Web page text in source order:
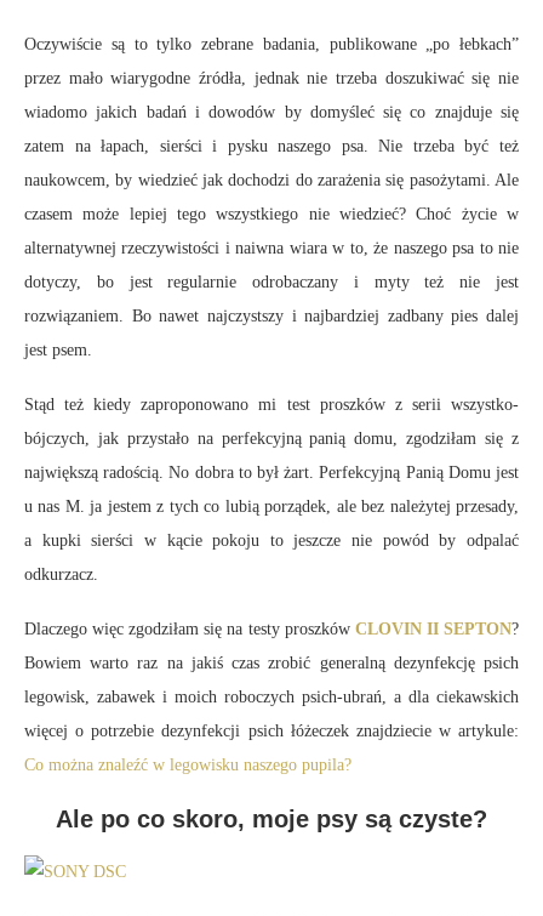
Oczywiście są to tylko zebrane badania, publikowane „po łebkach”
przez mało wiarygodne źródła, jednak nie trzeba doszukiwać się nie
wiadomo jakich badań i dowodów by domyśleć się co znajduje się
zatem na łapach, sierści i pysku naszego psa. Nie trzeba być też
naukowcem, by wiedzieć jak dochodzi do zarażenia się pasożytami. Ale
czasem może lepiej tego wszystkiego nie wiedzieć? Choć życie w
alternatywnej rzeczywistości i naiwna wiara w to, że naszego psa to nie
dotyczy, bo jest regularnie odrobaczany i myty też nie jest
rozwiązaniem. Bo nawet najczystszy i najbardziej zadbany pies dalej
jest psem.
Stąd też kiedy zaproponowano mi test proszków z serii wszystko-
bójczych, jak przystało na perfekcyjną panią domu, zgodziłam się z
największą radością. No dobra to był żart. Perfekcyjną Panią Domu jest
u nas M. ja jestem z tych co lubią porządek, ale bez należytej przesady,
a kupki sierści w kącie pokoju to jeszcze nie powód by odpalać
odkurzacz.
Dlaczego więc zgodziłam się na testy proszków CLOVIN II SEPTON?
Bowiem warto raz na jakiś czas zrobić generalną dezynfekcję psich
legowisk, zabawek i moich roboczych psich-ubrań, a dla ciekawskich
więcej o potrzebie dezynfekcji psich łóżeczek znajdziecie w artykule:
Co można znaleźć w legowisku naszego pupila?
Ale po co skoro, moje psy są czyste?